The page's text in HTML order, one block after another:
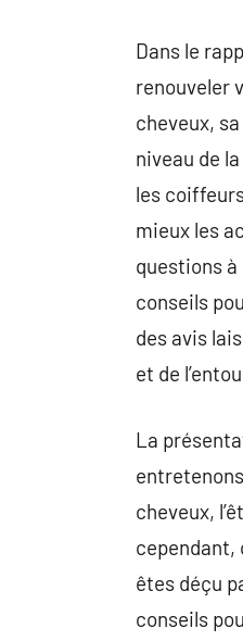
Dans le
renouveler
cheveux,
niveau de
les
mieux les
questions
conseils
des avis
et de
La
cheveux,
cependant,
êtes déçu
conseils